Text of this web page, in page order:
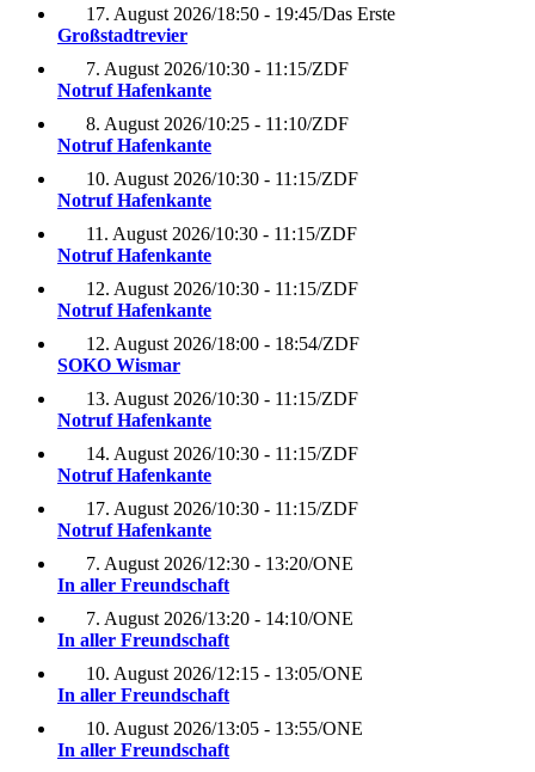
17. August 2026/18:50 - 19:45/Das Erste
Großstadtrevier
7. August 2026/10:30 - 11:15/ZDF
Notruf Hafenkante
8. August 2026/10:25 - 11:10/ZDF
Notruf Hafenkante
10. August 2026/10:30 - 11:15/ZDF
Notruf Hafenkante
11. August 2026/10:30 - 11:15/ZDF
Notruf Hafenkante
12. August 2026/10:30 - 11:15/ZDF
Notruf Hafenkante
12. August 2026/18:00 - 18:54/ZDF
SOKO Wismar
13. August 2026/10:30 - 11:15/ZDF
Notruf Hafenkante
14. August 2026/10:30 - 11:15/ZDF
Notruf Hafenkante
17. August 2026/10:30 - 11:15/ZDF
Notruf Hafenkante
7. August 2026/12:30 - 13:20/ONE
In aller Freundschaft
7. August 2026/13:20 - 14:10/ONE
In aller Freundschaft
10. August 2026/12:15 - 13:05/ONE
In aller Freundschaft
10. August 2026/13:05 - 13:55/ONE
In aller Freundschaft